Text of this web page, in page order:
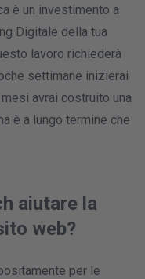
è un investimento a
Digitale della tua
lavoro richiederà
settimane inizierai
avrai costruito una
è a lungo termine che
aiutare la
web?
per le